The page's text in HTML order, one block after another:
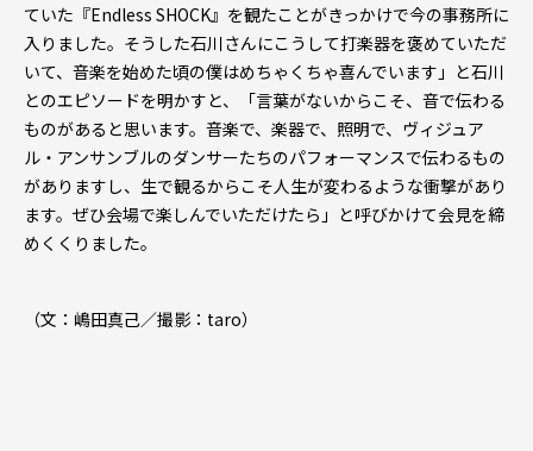
ていた『Endless SHOCK』を観たことがきっかけで今の事務所に
入りました。そうした石川さんにこうして打楽器を褒めていただ
いて、音楽を始めた頃の僕はめちゃくちゃ喜んでいます」と石川
とのエピソードを明かすと、「言葉がないからこそ、音で伝わる
ものがあると思います。音楽で、楽器で、照明で、ヴィジュア
ル・アンサンブルのダンサーたちのパフォーマンスで伝わるもの
がありますし、生で観るからこそ人生が変わるような衝撃があり
ます。ぜひ会場で楽しんでいただけたら」と呼びかけて会見を締
めくくりました。
（文：嶋田真己／撮影：taro）